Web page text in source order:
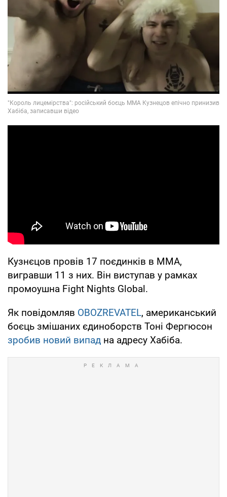
Кузнєцов провів 17 поєдинків в MMA,
вигравши 11 з них. Він виступав у рамках
промоушна Fight Nights Global.
Як повідомляв OBOZREVATEL, американський
боєць змішаних єдиноборств Тоні Фергюсон
зробив новий випад на адресу Хабіба.